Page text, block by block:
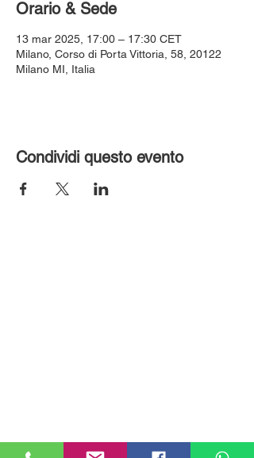
Orario & Sede
13 mar 2025, 17:00 – 17:30 CET
Milano, Corso di Porta Vittoria, 58, 20122
Milano MI, Italia
Condividi questo evento